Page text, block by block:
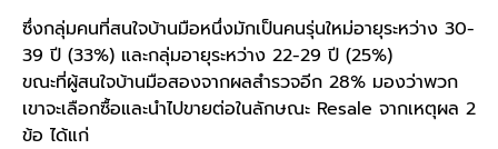
ซึ่งกลุ่มคนที่สนใจบ้านมือหนึ่งมักเป็นคนรุ่นใหม่อายุระหว่าง 30-
39 ปี (33%) และกลุ่มอายุระหว่าง 22-29 ปี (25%)
ขณะที่ผู้สนใจบ้านมือสองจากผลสำรวจอีก 28% มองว่าพวก
เขาจะเลือกซื้อและนำไปขายต่อในลักษณะ Resale จากเหตุผล 2
ข้อ ได้แก่